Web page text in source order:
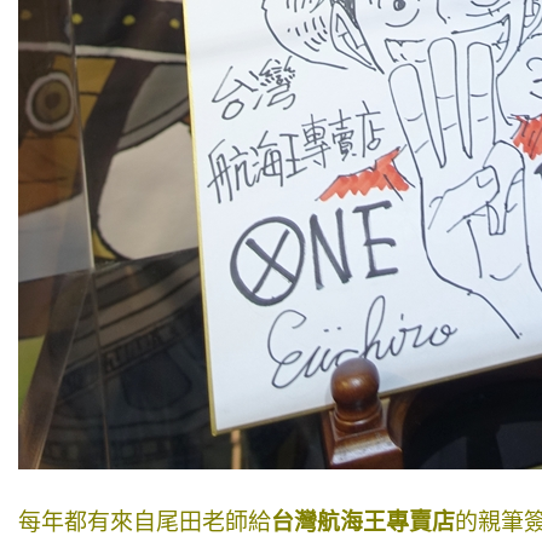
每年都有來自尾田老師給台灣航海王專賣店的親筆